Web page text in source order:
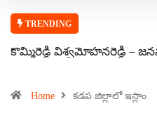
TRENDING
కొమ్మిరెడ్డి విశ్వమోహనరెడ్డి –
Home కడప జిల్లాలో ఇస్లాం